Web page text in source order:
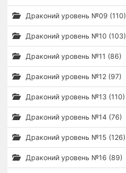
Драконий уровень №09 (110)
Драконий уровень №10 (103)
Драконий уровень №11 (86)
Драконий уровень №12 (97)
Драконий уровень №13 (110)
Драконий уровень №14 (76)
Драконий уровень №15 (126)
Драконий уровень №16 (89)